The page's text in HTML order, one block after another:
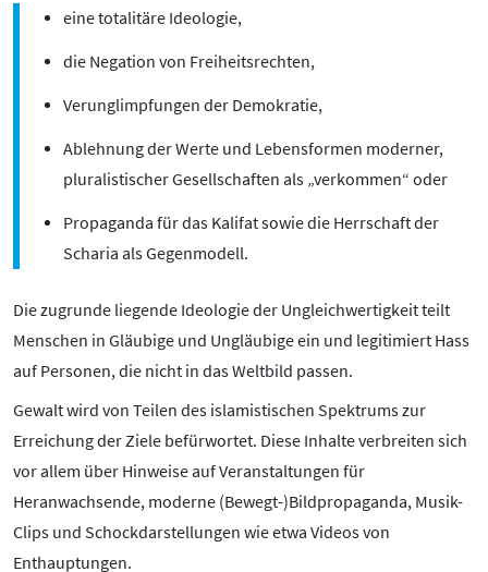
eine totalitäre Ideologie,
die Negation von Freiheitsrechten,
Verunglimpfungen der Demokratie,
Ablehnung der Werte und Lebensformen moderner,
pluralistischer Gesellschaften als „verkommen“ oder
Propaganda für das Kalifat sowie die Herrschaft der
Scharia als Gegenmodell.
Die zugrunde liegende Ideologie der Ungleichwertigkeit teilt
Menschen in Gläubige und Ungläubige ein und legitimiert Hass
auf Personen, die nicht in das Weltbild passen.
Gewalt wird von Teilen des islamistischen Spektrums zur
Erreichung der Ziele befürwortet. Diese Inhalte verbreiten sich
vor allem über Hinweise auf Veranstaltungen für
Heranwachsende, moderne (Bewegt-)Bildpropaganda, Musik-
Clips und Schockdarstellungen wie etwa Videos von
Enthauptungen.